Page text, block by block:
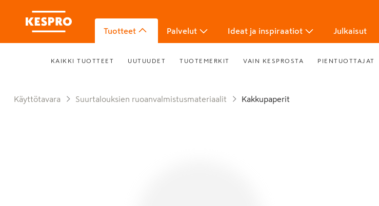
Tuotteet Palvelut Ideat ja inspiraatiot Julkaisut
KAIKKI TUOTTEET UUTUUDET TUOTEMERKIT VAIN KESPROSTA PIENTUOTTAJAT
Käyttötavara Suurtalouksien ruoanvalmistusmateriaalit Kakkupaperit